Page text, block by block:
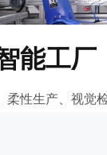
能工厂
柔性生产、视觉